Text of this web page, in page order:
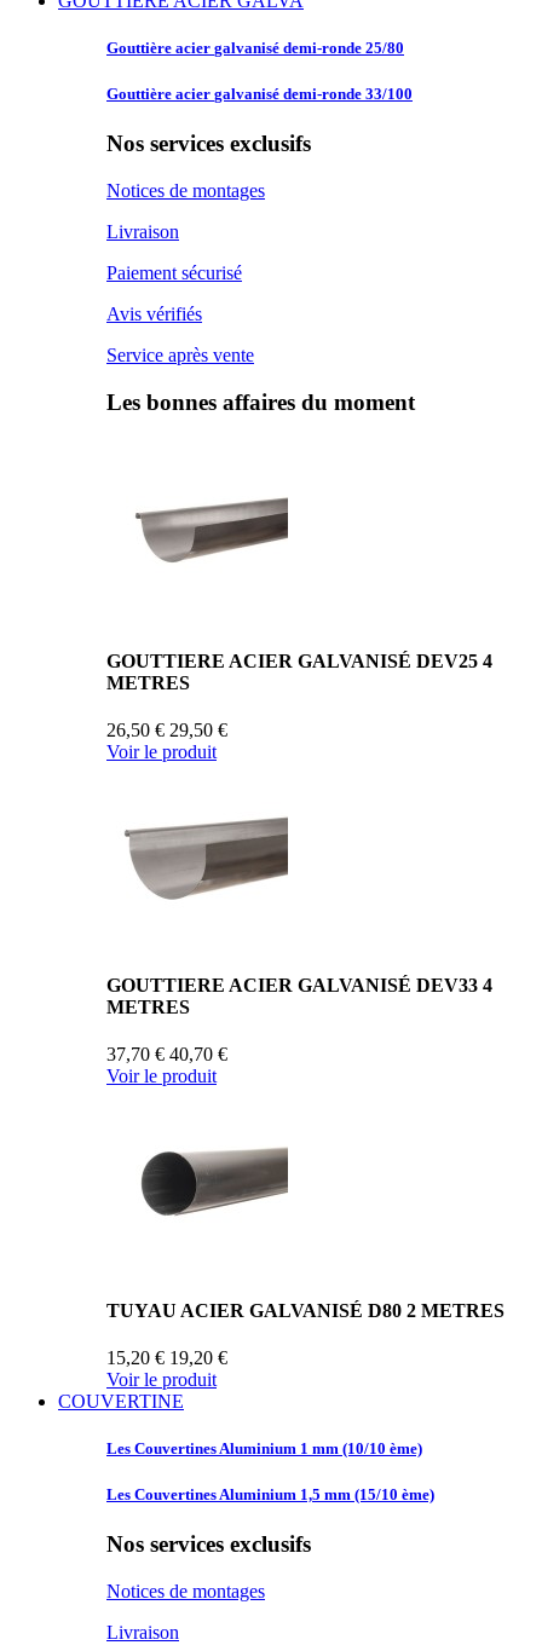
Gouttière acier galvanisé demi-ronde 25/80
Gouttière acier galvanisé demi-ronde 33/100
Nos services exclusifs
Notices de montages
Livraison
Paiement sécurisé
Avis vérifiés
Service après vente
Les bonnes affaires du moment
GOUTTIERE ACIER GALVANISÉ DEV25 4
METRES
26,50 € 29,50 €
Voir le produit
GOUTTIERE ACIER GALVANISÉ DEV33 4
METRES
37,70 € 40,70 €
Voir le produit
TUYAU ACIER GALVANISÉ D80 2 METRES
15,20 € 19,20 €
Voir le produit
COUVERTINE
Les CouvertinesAluminium 1 mm (10/10 ème)
Les CouvertinesAluminium 1,5 mm (15/10 ème)
Nos services exclusifs
Notices de montages
Livraison